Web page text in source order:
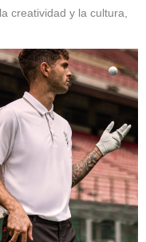
creatividad y la cultura,